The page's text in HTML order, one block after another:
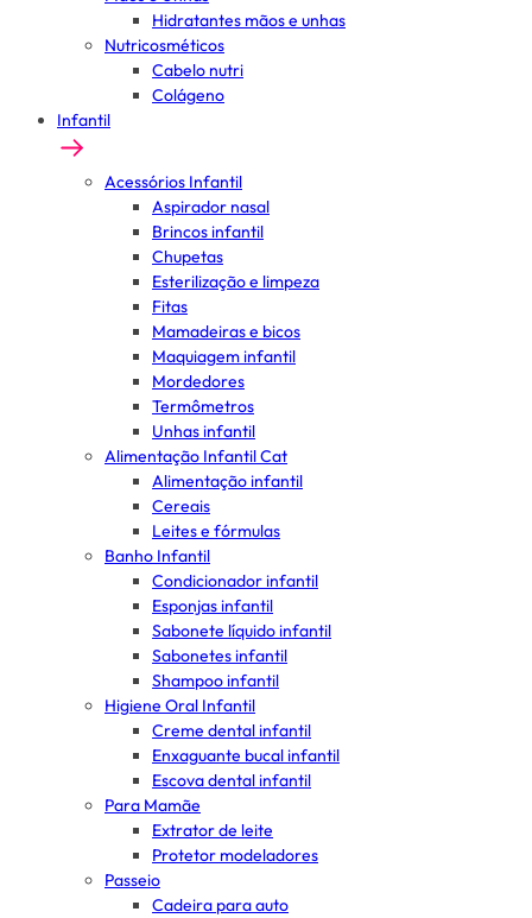
Hidratantes mãos e unhas
Nutricosméticos
Cabelo nutri
Colágeno
Infantil
Acessórios Infantil
Aspirador nasal
Brincos infantil
Chupetas
Esterilização e limpeza
Fitas
Mamadeiras e bicos
Maquiagem infantil
Mordedores
Termômetros
Unhas infantil
Alimentação Infantil Cat
Alimentação infantil
Cereais
Leites e fórmulas
Banho Infantil
Condicionador infantil
Esponjas infantil
Sabonete líquido infantil
Sabonetes infantil
Shampoo infantil
Higiene Oral Infantil
Creme dental infantil
Enxaguante bucal infantil
Escova dental infantil
Para Mamãe
Extrator de leite
Protetor modeladores
Passeio
Cadeira para auto